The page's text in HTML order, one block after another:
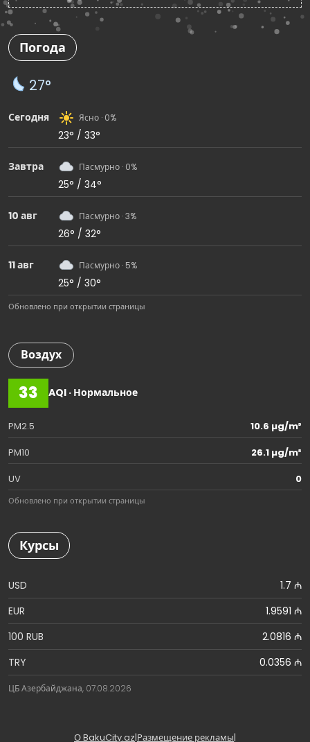
Погода
27°
Сегодня Ясно · 0%
23° / 33°
Завтра Пасмурно · 0%
25° / 34°
10 авг Пасмурно · 3%
26° / 32°
11 авг Пасмурно · 5%
25° / 30°
Обновлено при открытии страницы
Воздух
33 AQI · Нормальное
PM2.5
10.6 µg/m³
PM10
26.1 µg/m³
UV
0
Обновлено при открытии страницы
Курсы
USD
1.7 ₼
EUR
1.9591 ₼
100 RUB
2.0816 ₼
TRY
0.0356 ₼
ЦБ Азербайджана, 07.08.2026
О BakuCity.az|Размещение рекламы|